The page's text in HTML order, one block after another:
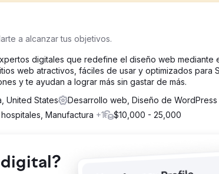
visibilidad a nivel nacional y generar clientes
carecía de cobertura nacional de palabras clave,
más allá de los principales mercados locales, lo que
alta intención de búsqueda.
nacional de optimización de sitios web y SEO
y servicio para respaldar la demanda de búsqueda
nacional con intención nacional Mejoró el
logró un crecimiento nacional medible: Mayor
a alcanzar tus objetivos.
digitales que redefine el diseño web mediante
web atractivos, fáciles de usar y optimizados para
y te ayudan a lograr más sin gastar de más.
United States
Desarrollo web, Diseño de WordPress
Manufactura +1 $10,000 - 25,000
digital?